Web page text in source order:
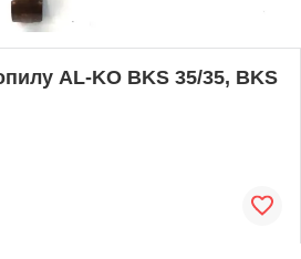
AL-KO BKS 35/35, BKS